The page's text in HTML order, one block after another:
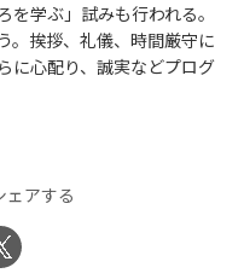
学ぶ」試みも行われる。
。挨拶、礼儀、時間厳守に
に心配り、誠実などプログ
ェアする